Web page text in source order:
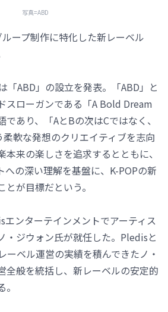
写真=ABD
ープ制作に特化した新レーベル
「ABD」の設立を発表。「ABD」と
スローガンである「A Bold Dream
であり、「AとBの次はCではなく、
軟な発想のクリエイティブを志向
来の楽しさを追求するとともに、
への深い理解を基盤に、K-POPの新
が目標だという。
ンターテインメントでアーティス
・ジウォン氏が就任した。Pledisと
ーベル運営の実績を積んできたノ・
全般を統括し、新レーベルの安定的